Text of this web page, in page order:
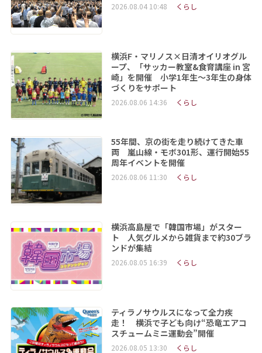
2026.08.04 10:48 くらし
横浜F・マリノス×日清オイリオグル
ープ、「サッカー教室&食育講座 in 宮
崎」を開催 小学1年生～3年生の身体
づくりをサポート
2026.08.06 14:36 くらし
55年間、京の街を走り続けてきた車
両 嵐山線・モボ301形、運行開始55
周年イベントを開催
2026.08.06 11:30 くらし
横浜高島屋で「韓国市場」がスター
ト 人気グルメから雑貨まで約30ブラ
ンドが集結
2026.08.05 16:39 くらし
ティラノサウルスになって全力疾
走！ 横浜で子ども向け“恐竜エアコ
スチュームミニ運動会”開催
2026.08.05 13:30 くらし